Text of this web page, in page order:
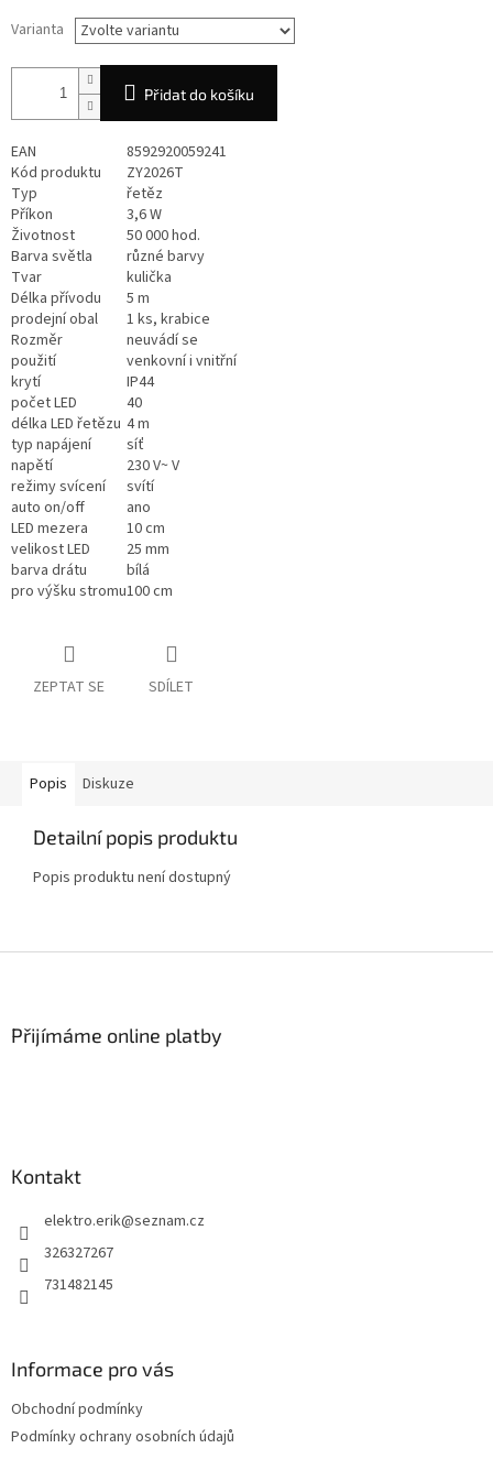
Varianta
Přidat do košíku
EAN
8592920059241
Kód produktu
ZY2026T
Typ
řetěz
Příkon
3,6 W
Životnost
50 000 hod.
Barva světla
různé barvy
Tvar
kulička
Délka přívodu
5 m
prodejní obal
1 ks, krabice
Rozměr
neuvádí se
použití
venkovní i vnitřní
krytí
IP44
počet LED
40
délka LED řetězu 4 m
typ napájení
síť
napětí
230 V~ V
režimy svícení
svítí
auto on/off
ano
LED mezera
10 cm
velikost LED
25 mm
barva drátu
bílá
pro výšku stromu100 cm
ZEPTAT SE SDÍLET
Popis Diskuze
Detailní popis produktu
Popis produktu není dostupný
Přijímáme online platby
Kontakt
elektro.erik@seznam.cz
326327267
731482145
Informace pro vás
Obchodní podmínky
Podmínky ochrany osobních údajů